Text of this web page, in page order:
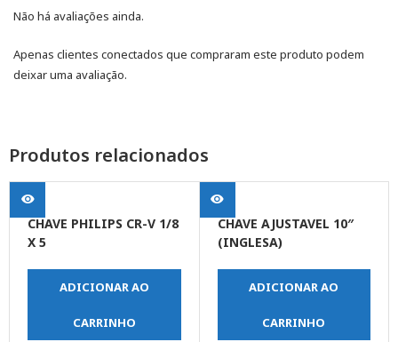
Não há avaliações ainda.
Apenas clientes conectados que compraram este produto podem
deixar uma avaliação.
Produtos relacionados
CHAVE PHILIPS CR-V 1/8
X 5
ADICIONAR AO
CARRINHO
CHAVE AJUSTAVEL 10″
(INGLESA)
ADICIONAR AO
CARRINHO